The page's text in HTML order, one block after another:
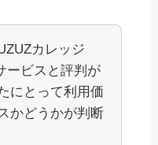
カレッジ
ービスと評判が
にとって利用価
かどうかが判断